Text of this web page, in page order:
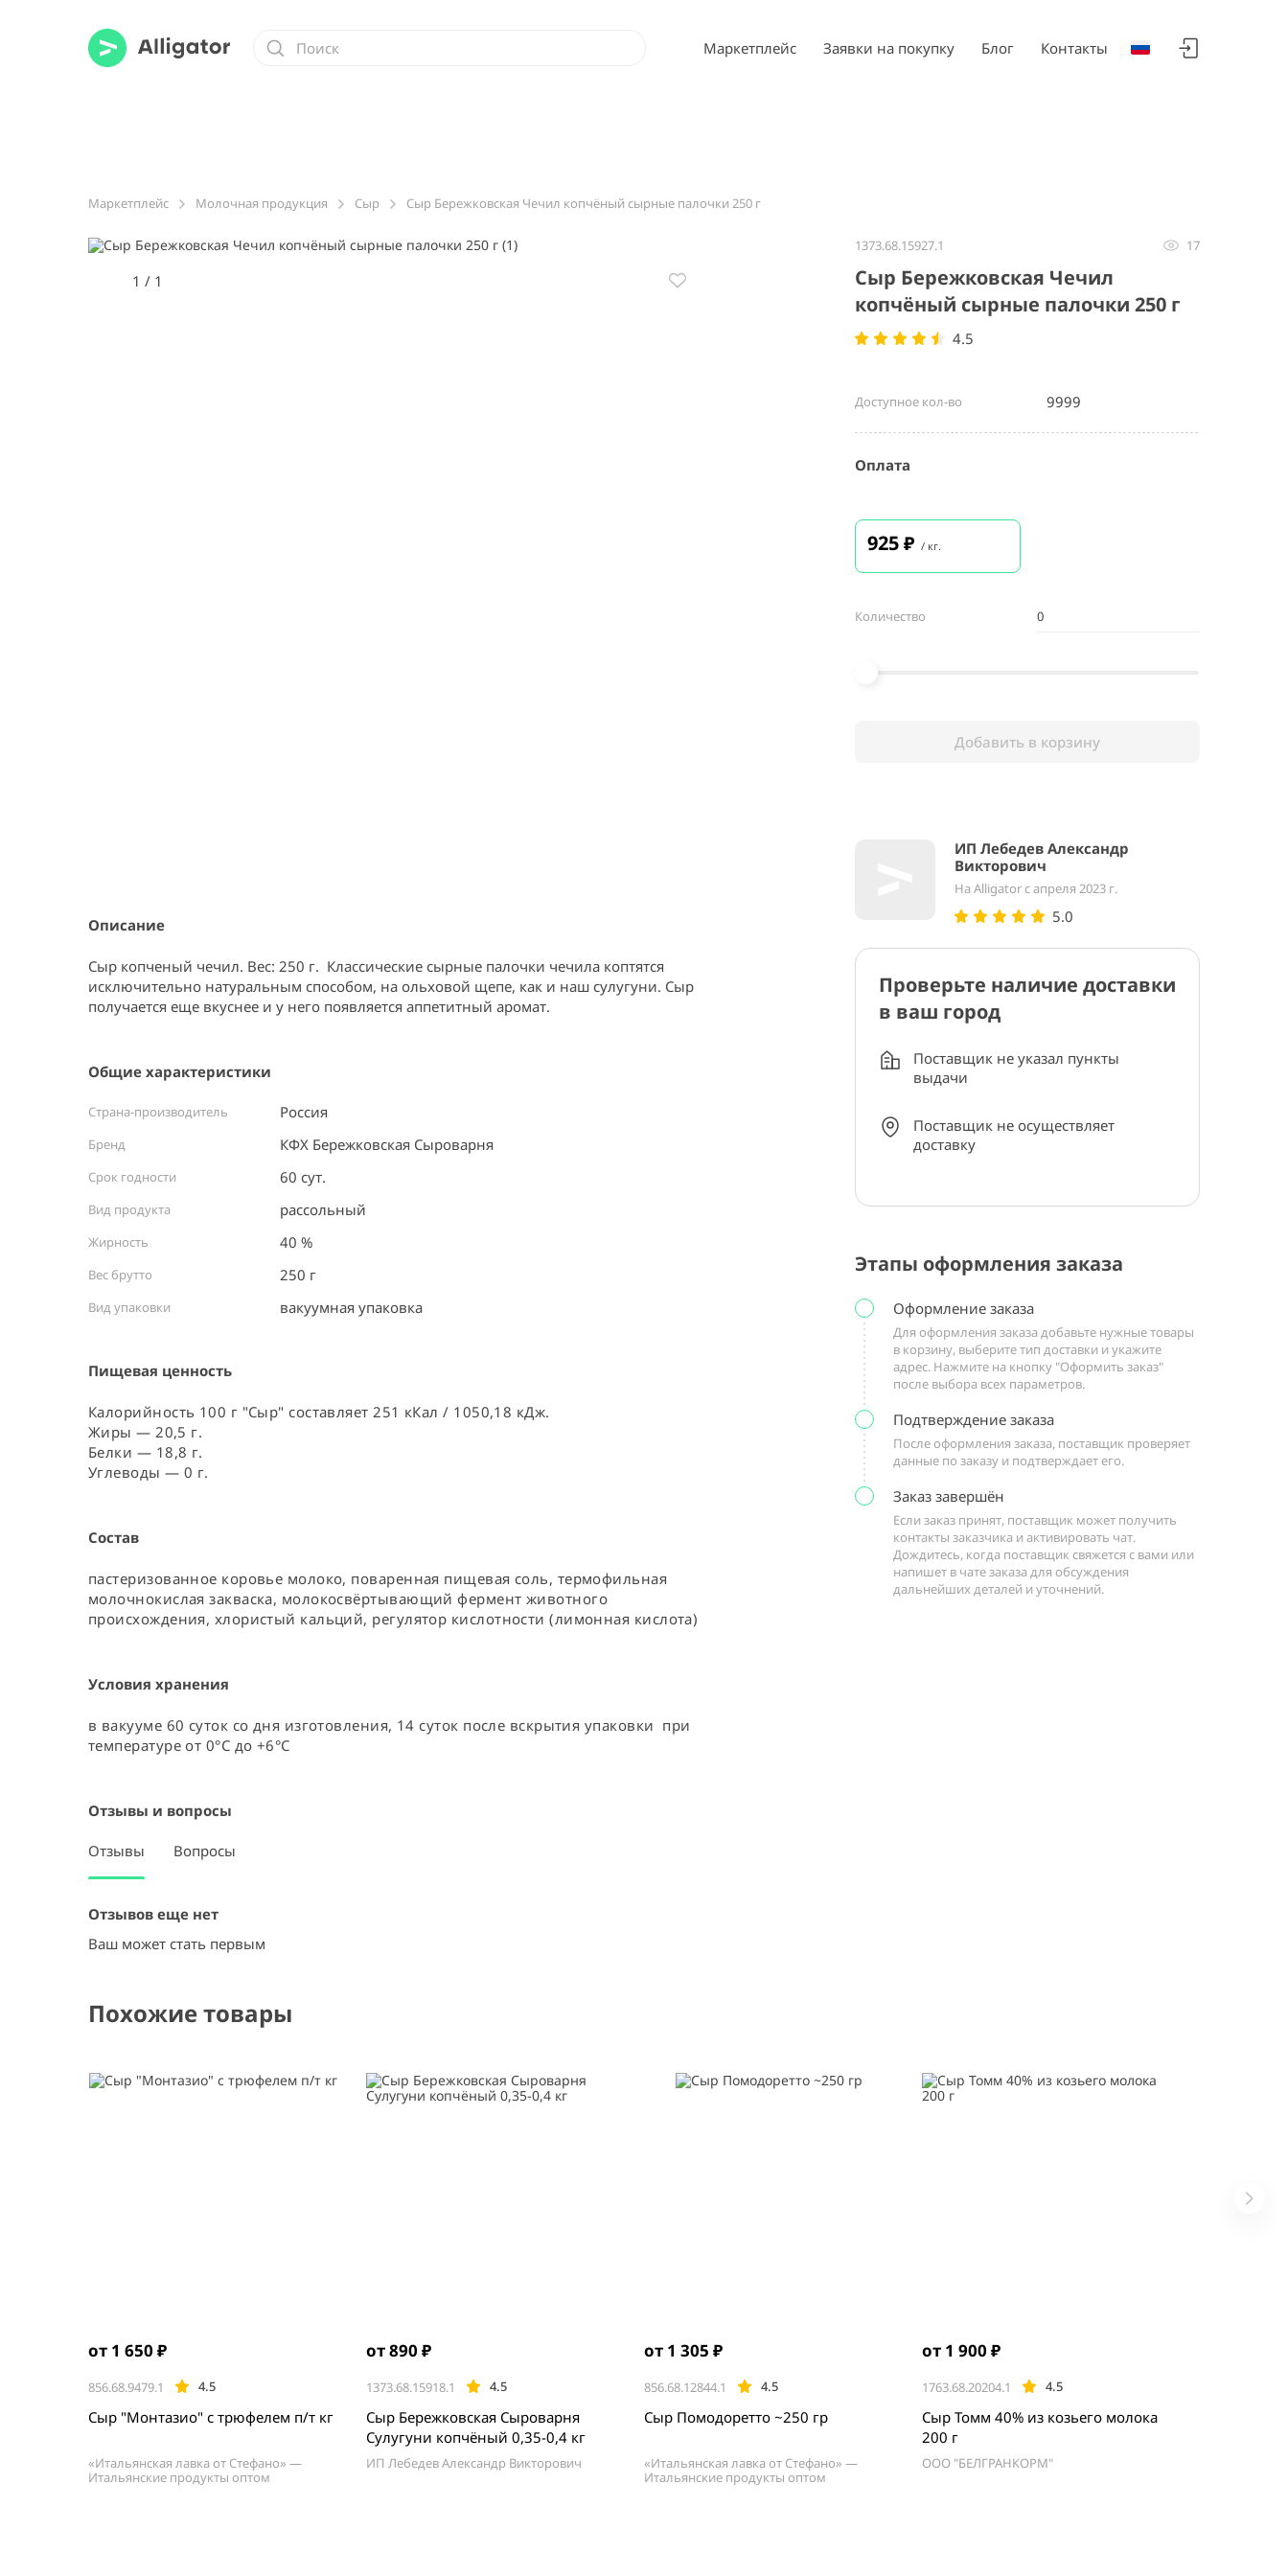
Маркетплейс Заявки на покупку Блог Контакты
Маркетплейс Молочная продукция Сыр Сыр Бережковская Чечил копчёный сырные палочки 250 г
1 / 1
1
Описание
Сыр копченый чечил. Вес: 250 г.  Классические сырные палочки чечила коптятся
исключительно натуральным способом, на ольховой щепе, как и наш сулугуни. Сыр
получается еще вкуснее и у него появляется аппетитный аромат.
Общие характеристики
Страна-производитель Россия ⠀
Бренд КФХ Бережковская Сыроварня
Срок годности 60 сут.
Вид продукта рассольный
Жирность 40 %
Вес брутто 250 г
Вид упаковки вакуумная упаковка ⠀
Пищевая ценность
Калорийность 100 г "Сыр" составляет 251 кКал / 1050,18 кДж.
Жиры — 20,5 г.
Белки — 18,8 г.
Углеводы — 0 г.
Состав
пастеризованное коровье молоко, поваренная пищевая соль, термофильная
молочнокислая закваска, молокосвёртывающий фермент животного
происхождения, хлористый кальций, регулятор кислотности (лимонная кислота)
Условия хранения
в вакууме 60 суток со дня изготовления, 14 суток после вскрытия упаковки  при
температуре от 0°С до +6°C
Отзывы и вопросы
Отзывы Вопросы
Отзывов еще нет
Ваш может стать первым
1373.68.15927.1 17
Сыр Бережковская Чечил
копчёный сырные палочки 250 г
4.5
Доступное кол-во 9999
Оплата
925₽ / кг.
Количество
Добавить в корзину
ИП Лебедев Александр
Викторович
На Alligator с апреля 2023 г.
5.0
Проверьте наличие доставки
в ваш город
Поставщик не указал пункты
выдачи
Поставщик не осуществляет
доставку
Этапы оформления заказа
Оформление заказа
Для оформления заказа добавьте нужные товары
в корзину, выберите тип доставки и укажите
адрес. Нажмите на кнопку "Оформить заказ"
после выбора всех параметров.
Подтверждение заказа
После оформления заказа, поставщик проверяет
данные по заказу и подтверждает его.
Заказ завершён
Если заказ принят, поставщик может получить
контакты заказчика и активировать чат.
Дождитесь, когда поставщик свяжется с вами или
напишет в чате заказа для обсуждения
дальнейших деталей и уточнений.
Похожие товары
от 1 650 ₽
856.68.9479.1 4.5
Сыр "Монтазио" с трюфелем п/т кг
«Итальянская лавка от Стефано» —
Итальянские продукты оптом
от 890 ₽
1373.68.15918.1 4.5
Сыр Бережковская Сыроварня
Сулугуни копчёный 0,35-0,4 кг
ИП Лебедев Александр Викторович
от 1 305 ₽
856.68.12844.1 4.5
Сыр Помодоретто ~250 гр
«Итальянская лавка от Стефано» —
Итальянские продукты оптом
от 1 900 ₽
1763.68.20204.1 4.5
Сыр Томм 40% из козьего молока
200 г
ООО "БЕЛГРАНКОРМ"